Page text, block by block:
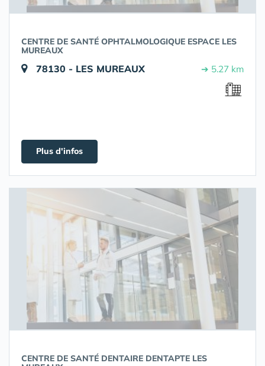
CENTRE DE SANTÉ OPHTALMOLOGIQUE ESPACE LES
MUREAUX
78130 - LES MUREAUX ➔ 5.27 km
Plus d'infos
CENTRE DE SANTÉ DENTAIRE DENTAPTE LES